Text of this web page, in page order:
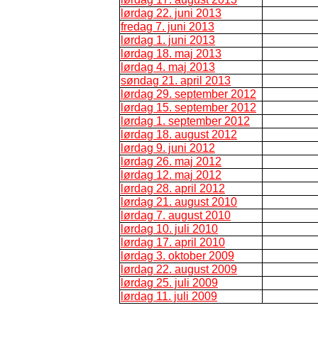
lørdag 22. juni 2013
fredag 7. juni 2013
lørdag 1. juni 2013
lørdag 18. maj 2013
lørdag 4. maj 2013
søndag 21. april 2013
lørdag 29. september 2012
lørdag 15. september 2012
lørdag 1. september 2012
lørdag 18. august 2012
lørdag 9. juni 2012
lørdag 26. maj 2012
lørdag 12. maj 2012
lørdag 28. april 2012
lørdag 21. august 2010
lørdag 7. august 2010
lørdag 10. juli 2010
lørdag 17. april 2010
lørdag 3. oktober 2009
lørdag 22. august 2009
lørdag 25. juli 2009
lørdag 11. juli 2009